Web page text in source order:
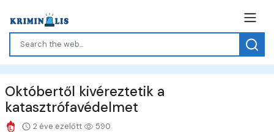
Októbertől kivéreztetik a
katasztrófavédelmet
2 éve ezelőtt 590